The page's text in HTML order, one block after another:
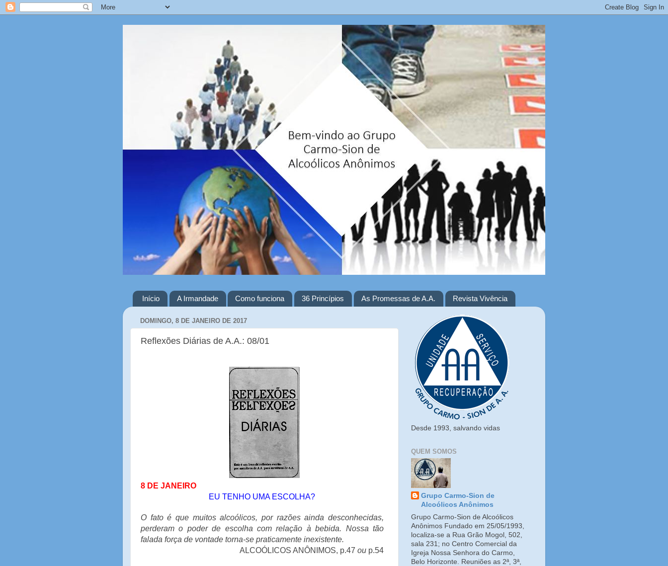
Início A Irmandade Como funciona 36 Princípios As Promessas de A.A. Revista Vivência
DOMINGO, 8 DE JANEIRO DE 2017
Reflexões Diárias de A.A.: 08/01
8 DE JANEIRO
EU TENHO UMA ESCOLHA?
O fato é que muitos alcoólicos, por razões ainda desconhecidas,
perderam o poder de escolha com relação à bebida. Nossa tão
falada força de vontade torna-se praticamente inexistente.
ALCOÓLICOS ANÔNIMOS, p.47 oup.54
Desde 1993, salvando vidas
QUEM SOMOS
Grupo Carmo-Sion de
Alcoólicos Anônimos
Grupo Carmo-Sion de Alcoólicos
Anônimos Fundado em 25/05/1993,
localiza-se a Rua Grão Mogol, 502,
sala 231; no Centro Comercial da
Igreja Nossa Senhora do Carmo,
Belo Horizonte. Reuniões as 2ª, 3ª,